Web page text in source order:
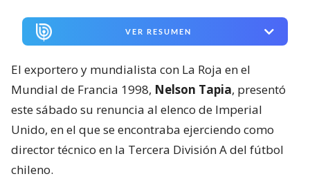
VER RESUMEN
El exportero y mundialista con La Roja en el
Mundial de Francia 1998, Nelson Tapia, presentó
este sábado su renuncia al elenco de Imperial
Unido, en el que se encontraba ejerciendo como
director técnico en la Tercera División A del fútbol
chileno.